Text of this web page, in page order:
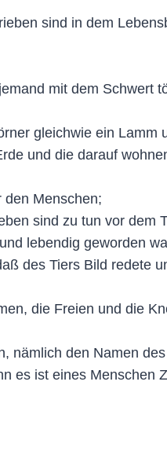
sind in dem
mit dem Schwert
gleichwie ein Lamm
und die darauf
Menschen;
sind zu tun vor dem
lebendig geworden
des Tiers Bild redete
die Freien und die
nämlich den Namen
es ist eines Menschen